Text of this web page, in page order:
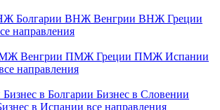
Болгарии ВНЖ Венгрии ВНЖ Греции
направления
Венгрии ПМЖ Греции ПМЖ Испании
направления
Бизнес в Болгарии Бизнес в Словении
в Испании все направления